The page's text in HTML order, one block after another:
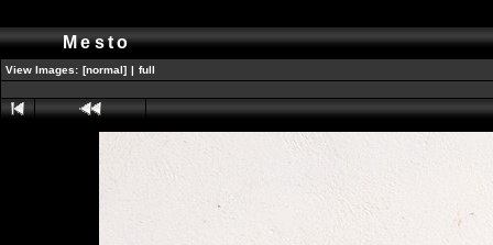
Mesto
View Images: [normal] | full